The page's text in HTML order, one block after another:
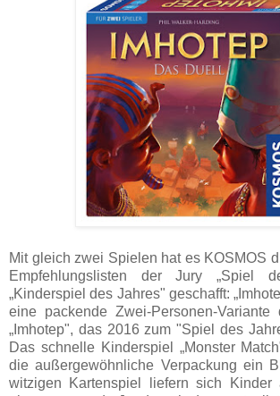
Mit gleich zwei Spielen hat es KOSMOS
Empfehlungslisten der Jury „Spiel
„Kinderspiel des Jahres" geschafft:
eine packende Zwei-Personen-Variante
„Imhotep", das 2016 zum "Spiel des
Das schnelle Kinderspiel „Monster
die außergewöhnliche Verpackung ein
witzigen Kartenspiel liefern sich Kinder